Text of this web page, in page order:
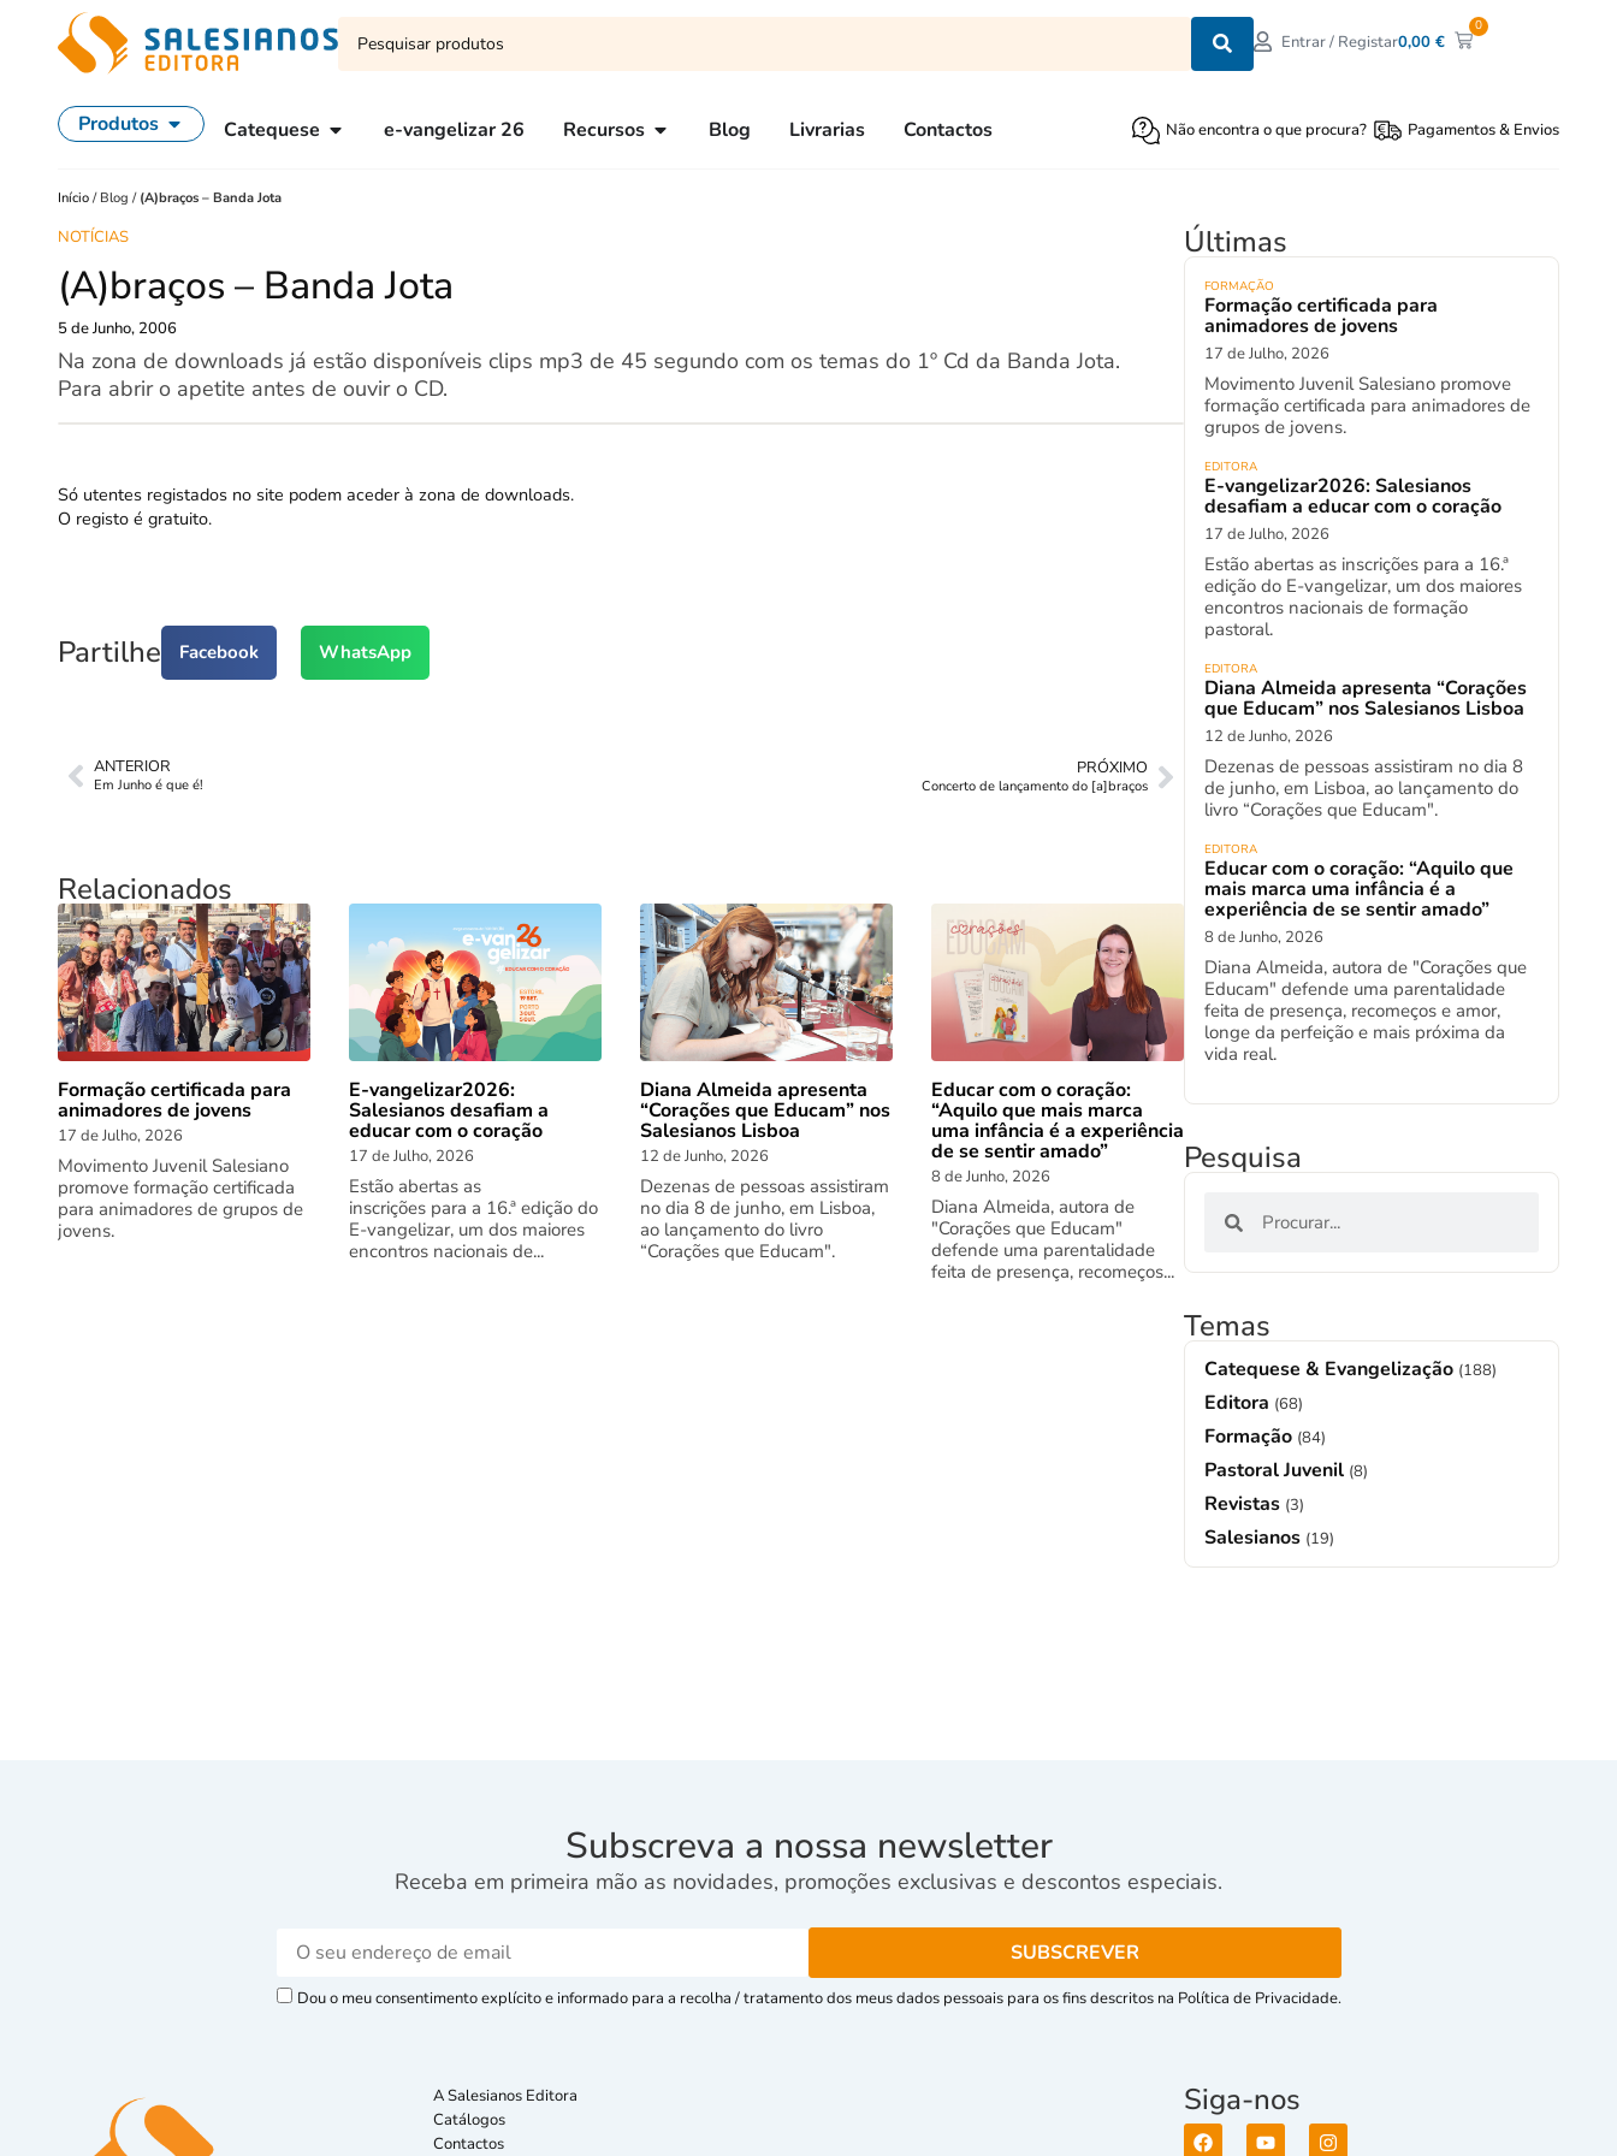
Entrar / Registar0,00€
0
Produtos Catequese e-vangelizar 26 Recursos Blog Livrarias Contactos Não encontra o que procura? Pagamentos & Envios
Início / Blog / (A)braços – Banda Jota
NOTÍCIAS
(A)braços – Banda Jota
5 de Junho, 2006
Na zona de downloads já estão disponíveis clips mp3 de 45 segundo com os temas do 1º Cd da Banda Jota.
Para abrir o apetite antes de ouvir o CD.
Só utentes registados no site podem aceder à zona de downloads.
O registo é gratuito.
Partilhe Facebook WhatsApp
ANTERIOR
Em Junho é que é!
PRÓXIMO
Concerto de lançamento do [a]braços
Relacionados
Formação certificada para
animadores de jovens
17 de Julho, 2026
Movimento Juvenil Salesiano
promove formação certificada
para animadores de grupos de
jovens.
E-vangelizar2026:
Salesianos desafiam a
educar com o coração
17 de Julho, 2026
Estão abertas as
inscrições para a 16.ª edição do
E-vangelizar, um dos maiores
encontros nacionais de...
Diana Almeida apresenta
“Corações que Educam” nos
Salesianos Lisboa
12 de Junho, 2026
Dezenas de pessoas assistiram
no dia 8 de junho, em Lisboa,
ao lançamento do livro
“Corações que Educam".
Educar com o coração:
“Aquilo que mais marca
uma infância é a experiência
de se sentir amado”
8 de Junho, 2026
Diana Almeida, autora de
"Corações que Educam"
defende uma parentalidade
feita de presença, recomeços...
Últimas
FORMAÇÃO
Formação certificada para
animadores de jovens
17 de Julho, 2026
Movimento Juvenil Salesiano promove
formação certificada para animadores de
grupos de jovens.
EDITORA
E-vangelizar2026: Salesianos
desafiam a educar com o coração
17 de Julho, 2026
Estão abertas as inscrições para a 16.ª
edição do E-vangelizar, um dos maiores
encontros nacionais de formação
pastoral.
EDITORA
Diana Almeida apresenta “Corações
que Educam” nos Salesianos Lisboa
12 de Junho, 2026
Dezenas de pessoas assistiram no dia 8
de junho, em Lisboa, ao lançamento do
livro “Corações que Educam".
EDITORA
Educar com o coração: “Aquilo que
mais marca uma infância é a
experiência de se sentir amado”
8 de Junho, 2026
Diana Almeida, autora de "Corações que
Educam" defende uma parentalidade
feita de presença, recomeços e amor,
longe da perfeição e mais próxima da
vida real.
Pesquisa
Temas
Catequese & Evangelização (188)
Editora (68)
Formação (84)
Pastoral Juvenil (8)
Revistas (3)
Salesianos (19)
Subscreva a nossa newsletter
Receba em primeira mão as novidades, promoções exclusivas e descontos especiais.
Dou o meu consentimento explícito e informado para a recolha / tratamento dos meus dados pessoais para os fins descritos na Política de Privacidade.
A Salesianos Editora
Catálogos
Contactos
Siga-nos